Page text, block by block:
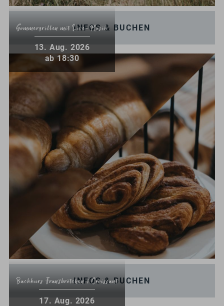
Sommergrillen mit Live-Musik
13. Aug. 2026
ab 18:30
INFOS & BUCHEN
Backkurs Franzbrötchen & Croissant
17. Aug. 2026
INFOS & BUCHEN